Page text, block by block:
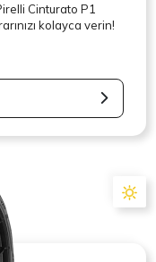
Cinturato P1
kolayca verin!